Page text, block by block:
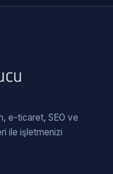
e-ticaret, SEO ve
ile işletmenizi